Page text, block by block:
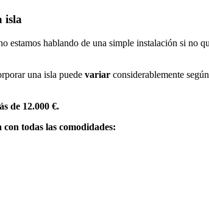
isla
estamos hablando de una simple instalación si no
una isla puede variar considerablemente
de 12.000 €.
con todas las comodidades: